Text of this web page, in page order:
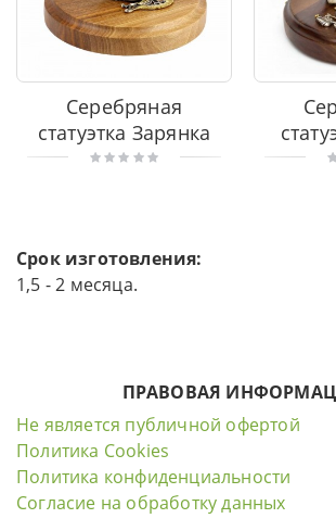
Серебряная
статуэтка Зарянка
Срок изготовления:
1,5 - 2 месяца.
ПРАВОВАЯ
Не является публичной офертой
Политика Cookies
Политика конфиденциальности
Согласие на обработку данных